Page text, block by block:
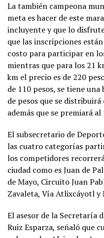
La también campeona
meta es hacer de este
incluyente y que lo
que las inscripciones
costo para participar en
mientras que para los 21
km el precio es de 220
de 110 pesos, se tiene
de pesos que se
además que se premiará
El subsecretario de
las cuatro categorías
los competidores
ciudad como es Juan de
de Mayo, Circuito Juan
Zavaleta, Vía Atlixcáyotl y
El asesor de la Secretaría
Ruiz Esparza, señaló que